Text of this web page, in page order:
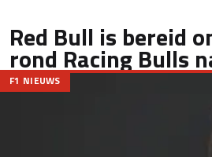
Red Bull is bereid
rond Racing Bulls
F1 NIEUWS